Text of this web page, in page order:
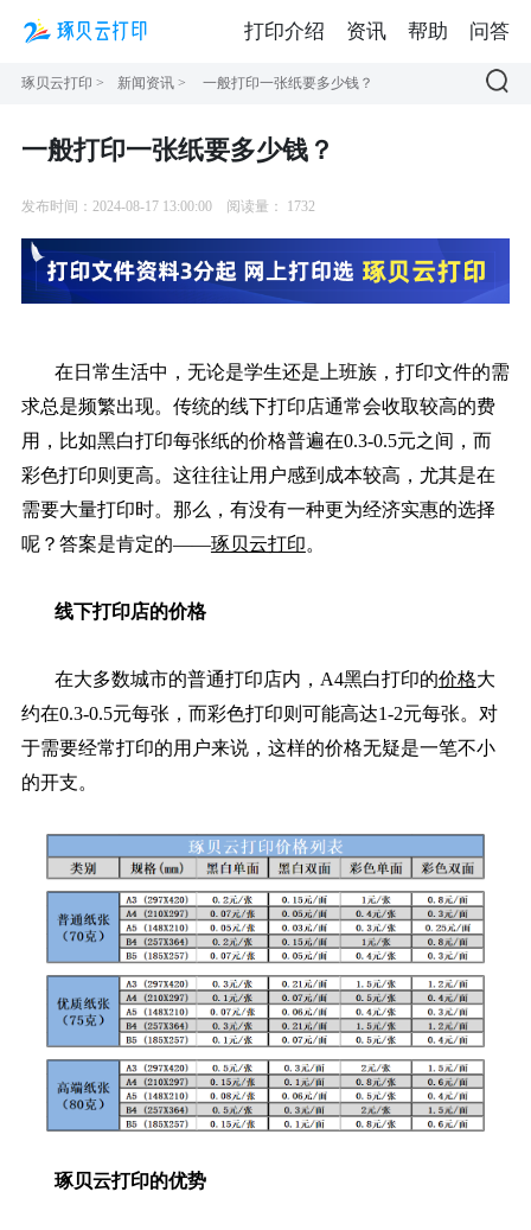
琢贝云打印 > 新闻资讯 > 一般打印一张纸要多少钱？
一般打印一张纸要多少钱？
发布时间：2024-08-17 13:00:00 阅读量： 1732
在日常生活中，无论是学生还是上班族，打印文件的需
求总是频繁出现。传统的线下打印店通常会收取较高的费
用，比如黑白打印每张纸的价格普遍在0.3-0.5元之间，而
彩色打印则更高。这往往让用户感到成本较高，尤其是在
需要大量打印时。那么，有没有一种更为经济实惠的选择
呢？答案是肯定的——琢贝云打印。
线下打印店的价格
在大多数城市的普通打印店内，A4黑白打印的价格大
约在0.3-0.5元每张，而彩色打印则可能高达1-2元每张。对
于需要经常打印的用户来说，这样的价格无疑是一笔不小
的开支。
琢贝云打印的优势
打印介绍 资讯 帮助 问答